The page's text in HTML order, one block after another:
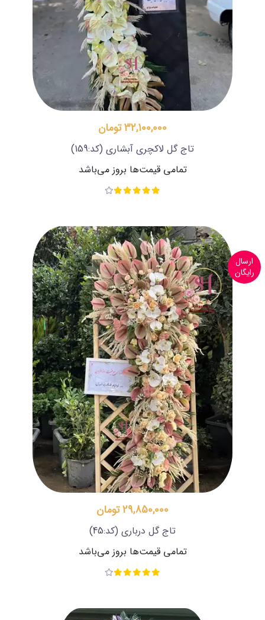
32,100,000 تومان
تاج گل لاکچری آبشاری (کد:159)
تمامی قیمت‌ها بروز می‌باشد
ارسال
رایگان
29,850,000 تومان
تاج گل درباری (کد:45)
تمامی قیمت‌ها بروز می‌باشد